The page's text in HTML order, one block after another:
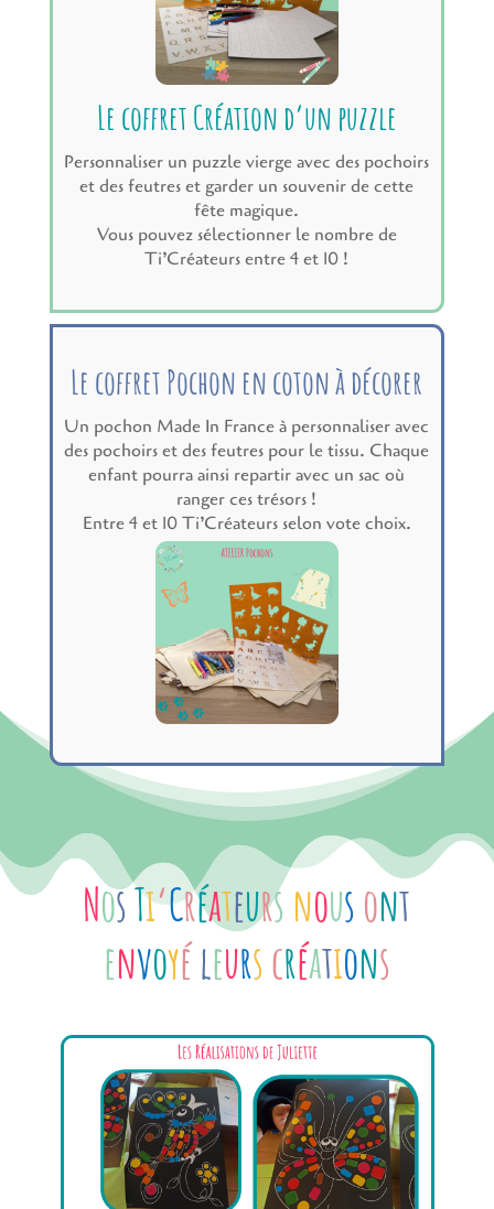
Le coffret Création d’un puzzle
Personnaliser un puzzle vierge avec des pochoirs
et des feutres et garder un souvenir de cette
fête magique.
Vous pouvez sélectionner le nombre de
Ti’Créateurs entre 4 et 10 !
Le coffret Pochon en coton à décorer
Un pochon Made In France à personnaliser avec
des pochoirs et des feutres pour le tissu. Chaque
enfant pourra ainsi repartir avec un sac où
ranger ces trésors !
Entre 4 et 10 Ti’Créateurs selon vote choix.
NosTi‘Créateurs nousont
envoyéleurscréations